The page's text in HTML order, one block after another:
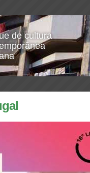
de cultura